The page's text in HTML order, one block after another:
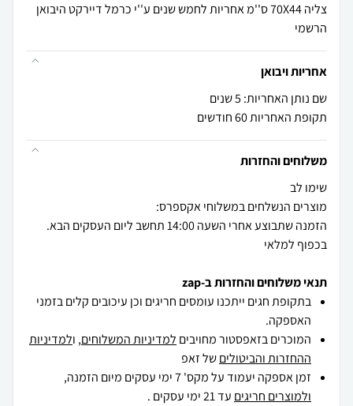
צליה 70X44 ס''מ אחריות לחמש שנים ע''י כרמל דיירקט היבואן
הרשמי
אחריות ויבואן
שם נותן האחריות: 5 שנים
תקופת האחריות 60 חודשים
משלוחים והחזרות
הזמנה שתבוצע אחרי השעה 14:00 תחשב ליום העסקים הבא.
בכפוף למלאי
תנאי משלוחים והחזרות ב-zap
בתקופת חגים ייתכנו עומסים חריגים וכן עיכובים קלים בזמני
האספקה.
המוכרים בזאפסטור מחויבים למדיניות המשלוחים, ולמדיניות
ההחזרות והביטוליםשל זאפ
זמן אספקה יעמוד על מקס' 7 ימי עסקים מיום הזמנה,
ולמוצרים חריגים עד 21 ימי עסקים .